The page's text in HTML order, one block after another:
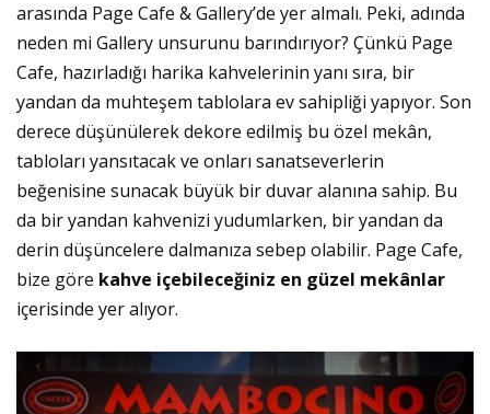
arasında Page Cafe & Gallery’de yer almalı. Peki, adında
neden mi Gallery unsurunu barındırıyor? Çünkü Page
Cafe, hazırladığı harika kahvelerinin yanı sıra, bir
yandan da muhteşem tablolara ev sahipliği yapıyor. Son
derece düşünülerek dekore edilmiş bu özel mekân,
tabloları yansıtacak ve onları sanatseverlerin
beğenisine sunacak büyük bir duvar alanına sahip. Bu
da bir yandan kahvenizi yudumlarken, bir yandan da
derin düşüncelere dalmanıza sebep olabilir. Page Cafe,
bize göre kahve içebileceğiniz en güzel mekânlar
içerisinde yer alıyor.